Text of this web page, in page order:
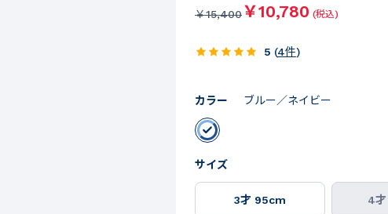
￥15,400￥10,780 (税込)
5 (4件)
カラー ブルー／ネイビー
サイズ
3才 95cm 4